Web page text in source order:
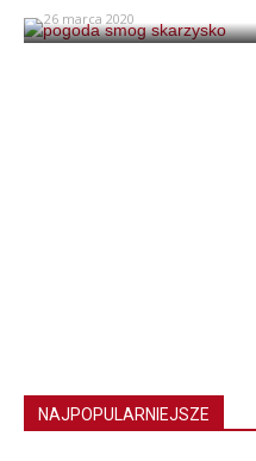
26 marca 2020
NAJPOPULARNIEJSZE